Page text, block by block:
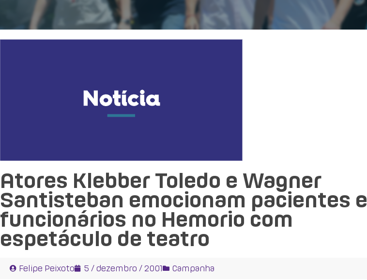
Atores Klebber Toledo e Wagner
Santisteban emocionam pacientes e
funcionários no Hemorio com
espetáculo de teatro
Felipe Peixoto 5 / dezembro / 2001 Campanha